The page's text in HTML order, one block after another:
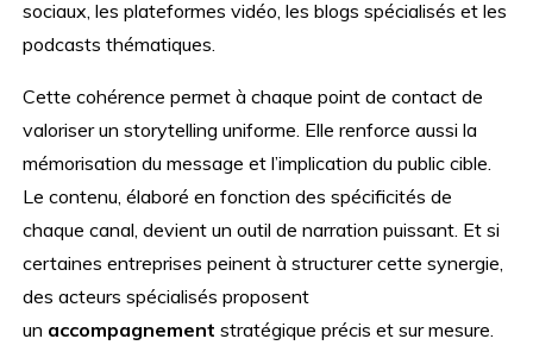
sociaux, les plateformes vidéo, les blogs spécialisés et les
podcasts thématiques.
Cette cohérence permet à chaque point de contact de
valoriser un storytelling uniforme. Elle renforce aussi la
mémorisation du message et l’implication du public cible.
Le contenu, élaboré en fonction des spécificités de
chaque canal, devient un outil de narration puissant. Et si
certaines entreprises peinent à structurer cette synergie,
des acteurs spécialisés proposent
un accompagnement stratégique précis et sur mesure.